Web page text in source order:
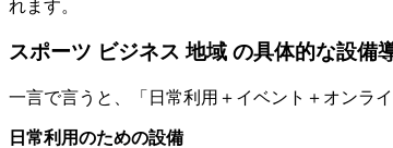
れます。
スポーツ ビジネス 地域 の具体的な設備
一言で言うと、「日常利用＋イベント＋オンラ
日常利用のための設備